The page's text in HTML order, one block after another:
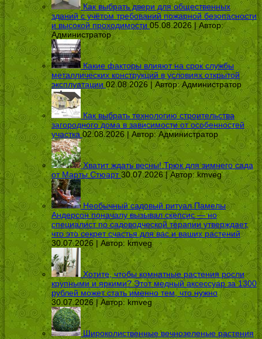
Как выбрать двери для общественных
зданий с учётом требований пожарной безопасности
и высокой проходимости 05.08.2026 | Автор:
Администратор
Какие факторы влияют на срок службы
металлических конструкций в условиях открытой
эксплуатации 02.08.2026 | Автор:Администратор
Как выбрать технологию строительства
загородного дома в зависимости от особенностей
участка 02.08.2026 | Автор:Администратор
Хватит ждать весны! Трюк для зимнего сада
от Марты Стюарт 30.07.2026 | Автор:kmveg
Необычный садовый ритуал Памелы
Андерсон поначалу вызывал скепсис — но
специалист по садоводческой терапии утверждает,
что это секрет счастья для вас и ваших растений
30.07.2026 | Автор: kmveg
Хотите, чтобы комнатные растения росли
крупными и яркими? Этот медный аксессуар за 1300
рублей может стать именно тем, что нужно
30.07.2026 | Автор: kmveg
Широколиственные вечнозеленые растения